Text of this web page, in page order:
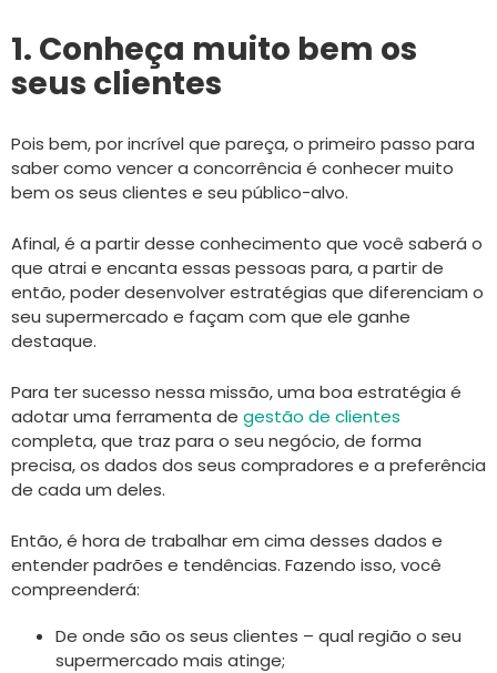
1. Conheça muito bem os
seus clientes
Pois bem, por incrível que pareça, o primeiro passo para
saber como vencer a concorrência é conhecer muito
bem os seus clientes e seu público-alvo.
Afinal, é a partir desse conhecimento que você saberá o
que atrai e encanta essas pessoas para, a partir de
então, poder desenvolver estratégias que diferenciam o
seu supermercado e façam com que ele ganhe
destaque.
Para ter sucesso nessa missão, uma boa estratégia é
adotar uma ferramenta de gestão de clientes
completa, que traz para o seu negócio, de forma
precisa, os dados dos seus compradores e a preferência
de cada um deles.
Então, é hora de trabalhar em cima desses dados e
entender padrões e tendências. Fazendo isso, você
compreenderá:
De onde são os seus clientes – qual região o seu
supermercado mais atinge;